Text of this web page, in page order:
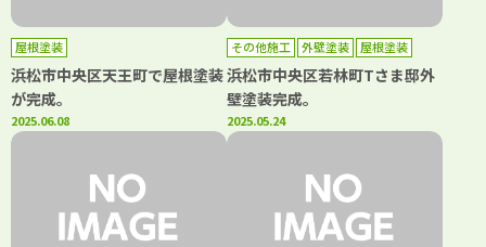
屋根塗装
浜松市中央区天王町で屋根塗装
が完成。
2025.06.08
その他施工 外壁塗装 屋根塗装
浜松市中央区若林町Tさま邸外
壁塗装完成。
2025.05.24